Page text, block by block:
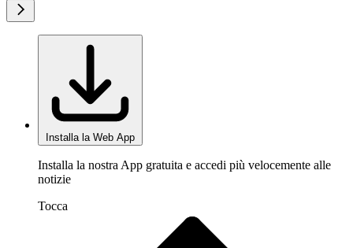
Installa la Web App
Installa la nostra App gratuita e accedi più velocemente alle
notizie
Tocca